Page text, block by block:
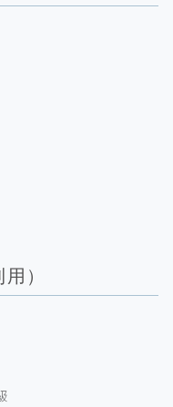
）